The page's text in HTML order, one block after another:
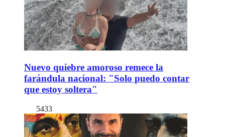
Nuevo quiebre amoroso remece la
farándula nacional: "Solo puedo contar
que estoy soltera"
5433